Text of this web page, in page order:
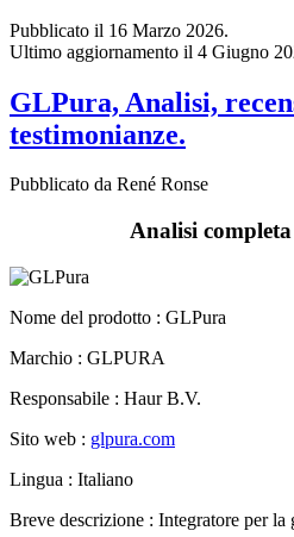
GLPura, Analisi,
testimonianze.
Pubblicato da René Ronse
Analisi completa
Nome del prodotto :
Marchio : GLPURA
Responsabile : Haur B.V.
Sito web :glpura.com
Lingua : Italiano
Breve descrizione : Integratore per la
Prezzo : €49.95